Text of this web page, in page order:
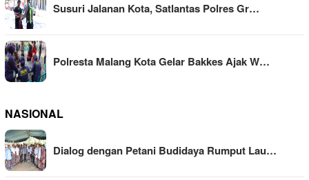
Susuri Jalanan Kota, Satlantas Polres Gr…
Polresta Malang Kota Gelar Bakkes Ajak W…
NASIONAL
Dialog dengan Petani Budidaya Rumput Lau…